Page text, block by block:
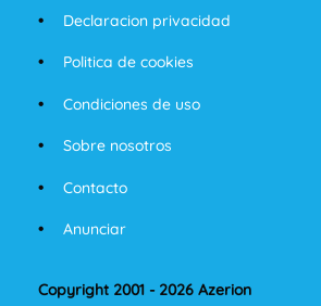
Declaracion privacidad
Politica de cookies
Condiciones de uso
Sobre nosotros
Contacto
Anunciar
Copyright 2001 - 2026 Azerion